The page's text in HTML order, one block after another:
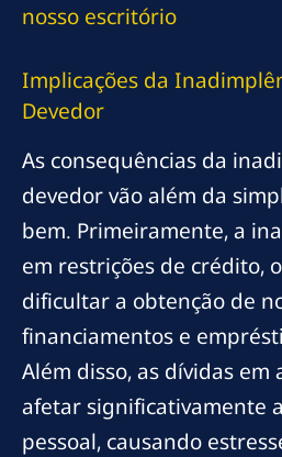
nosso escritório
Implicações da
Devedor
As consequências da
devedor vão além da
bem. Primeiramente, a
em restrições de crédito,
dificultar a obtenção de
financiamentos e
Além disso, as dívidas
afetar significativamente
pessoal, causando